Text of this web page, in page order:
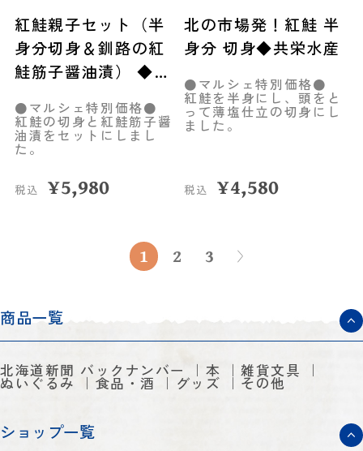
紅鮭親子セット（半
身分切身＆釧路の紅
鮭筋子醤油漬） ◆共
●マルシェ特別価格●
紅鮭の切身と紅鮭筋子醤
油漬をセットにしまし
た。
税込 ¥5,980
北の市場発！紅鮭 半
身分 切身◆共栄水産
●マルシェ特別価格●
紅鮭を半身にし、頭をと
って薄塩仕立の切身にし
ました。
税込 ¥4,580
1 2 3
商品一覧
北海道新聞 バックナンバー 本 雑貨文具
ぬいぐるみ 食品・酒 グッズ その他
ショップ一覧